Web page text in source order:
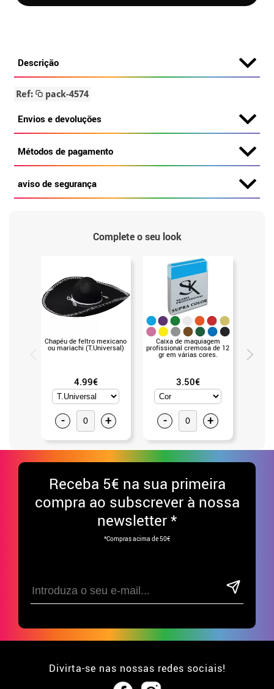
Descrição
Ref: pack-4574
Envios e devoluções
Métodos de pagamento
aviso de segurança
Complete o seu look
Chapéu de feltro mexicano
ou mariachi (T.Universal)
4.99€
- +
Caixa de maquiagem
profissional cremosa de 12
gr em várias cores.
3.50€
- +
Receba 5€ na sua primeira
compra ao subscrever à nossa
newsletter *
*Compras acima de 50€
Divirta-se nas nossas redes sociais!